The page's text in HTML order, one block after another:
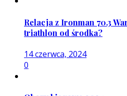
Relacja z Ironman 70.3
triathlon od środka?
14 czerwca, 2024
0